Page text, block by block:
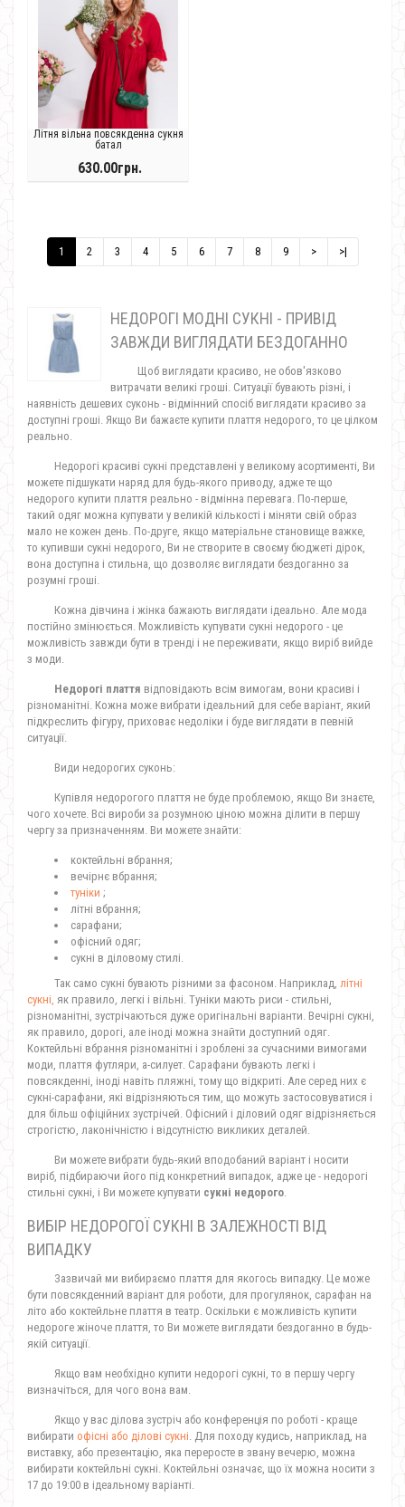
Літня вільна повсякденна сукня
батал
630.00грн.
1 2 3 4 5 6 7 8 9 > >|
НЕДОРОГІ МОДНІ СУКНІ - ПРИВІД
ЗАВЖДИ ВИГЛЯДАТИ БЕЗДОГАННО
Щоб виглядати красиво, не обов'язково
витрачати великі гроші. Ситуації бувають різні, і
наявність дешевих суконь - відмінний спосіб виглядати красиво за
доступні гроші. Якщо Ви бажаєте купити плаття недорого, то це цілком
реально.
Недорогі красиві сукні представлені у великому асортименті, Ви
можете підшукати наряд для будь-якого приводу, адже те що
недорого купити плаття реально - відмінна перевага. По-перше,
такий одяг можна купувати у великій кількості і міняти свій образ
мало не кожен день. По-друге, якщо матеріальне становище важке,
то купивши сукні недорого, Ви не створите в своєму бюджеті дірок,
вона доступна і стильна, що дозволяє виглядати бездоганно за
розумні гроші.
Кожна дівчина і жінка бажають виглядати ідеально. Але мода
постійно змінюється. Можливість купувати сукні недорого - це
можливість завжди бути в тренді і не переживати, якщо виріб вийде
з моди.
Недорогі плаття відповідають всім вимогам, вони красиві і
різноманітні. Кожна може вибрати ідеальний для себе варіант, який
підкреслить фігуру, приховає недоліки і буде виглядати в певній
ситуації.
Види недорогих суконь:
Купівля недорогого плаття не буде проблемою, якщо Ви знаєте,
чого хочете. Всі вироби за розумною ціною можна ділити в першу
чергу за призначенням. Ви можете знайти:
коктейльні вбрання;
вечірнє вбрання;
туніки ;
літні вбрання;
сарафани;
офісний одяг;
сукні в діловому стилі.
Так само сукні бувають різними за фасоном. Наприклад, літні
сукні, як правило, легкі і вільні. Туніки мають риси - стильні,
різноманітні, зустрічаються дуже оригінальні варіанти. Вечірні сукні,
як правило, дорогі, але іноді можна знайти доступний одяг.
Коктейльні вбрання різноманітні і зроблені за сучасними вимогами
моди, плаття футляри, а-силует. Сарафани бувають легкі і
повсякденні, іноді навіть пляжні, тому що відкриті. Але серед них є
сукні-сарафани, які відрізняються тим, що можуть застосовуватися і
для більш офіційних зустрічей. Офісний і діловий одяг відрізняється
строгістю, лаконічністю і відсутністю викликих деталей.
Ви можете вибрати будь-який вподобаний варіант і носити
виріб, підбираючи його під конкретний випадок, адже це - недорогі
стильні сукні, і Ви можете купувати сукні недорого.
ВИБІР НЕДОРОГОЇ СУКНІ В ЗАЛЕЖНОСТІ ВІД
ВИПАДКУ
Зазвичай ми вибираємо плаття для якогось випадку. Це може
бути повсякденний варіант для роботи, для прогулянок, сарафан на
літо або коктейльне плаття в театр. Оскільки є можливість купити
недороге жіноче плаття, то Ви можете виглядати бездоганно в будь-
якій ситуації.
Якщо вам необхідно купити недорогі сукні, то в першу чергу
визначіться, для чого вона вам.
Якщо у вас ділова зустріч або конференція по роботі - краще
вибирати офісні або ділові сукні. Для походу кудись, наприклад, на
виставку, або презентацію, яка переросте в звану вечерю, можна
вибирати коктейльні сукні. Коктейльні означає, що їх можна носити з
17 до 19:00 в ідеальному варіанті.